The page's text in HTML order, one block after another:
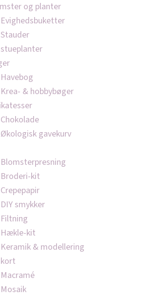
og planter
Evighedsbuketter
Stauder
stueplanter
Havebog
Krea- & hobbybøger
Chokolade
Økologisk gavekurv
Blomsterpresning
Broderi-kit
Crepepapir
DIY smykker
Filtning
Hækle-kit
Keramik & modellering
kort
Macramé
Mosaik